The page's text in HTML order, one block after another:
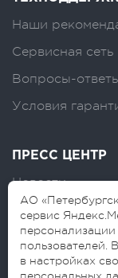
Наши
Сервисная сеть
Вопросы-
Условия
ПРЕСС ЦЕНТР
Новости
Логотипы
Блог
АО
сервис
пользователей.
в настройках